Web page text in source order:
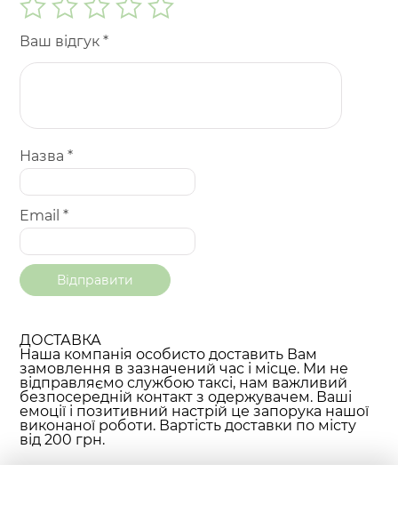
Ваш відгук*
Назва*
Email*
ДОСТАВКА
Наша компанія особисто доставить Вам
замовлення в зазначений час і місце. Ми не
відправляємо службою таксі, нам важливий
безпосередній контакт з одержувачем. Ваші
емоції і позитивний настрій це запорука нашої
виконаної роботи. Вартість доставки по місту
від 200 грн.